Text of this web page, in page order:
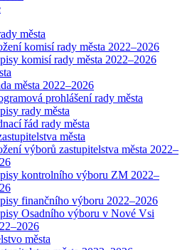
města
komisí rady města 2022–2026
komisí rady města 2022–2026
města 2022–2026
prohlášení rady města
rady města
řád rady města
města
výborů zastupitelstva města 2022–
kontrolního výboru ZM 2022–
finančního výboru 2022–2026
Osadního výboru v Nové Vsi
města